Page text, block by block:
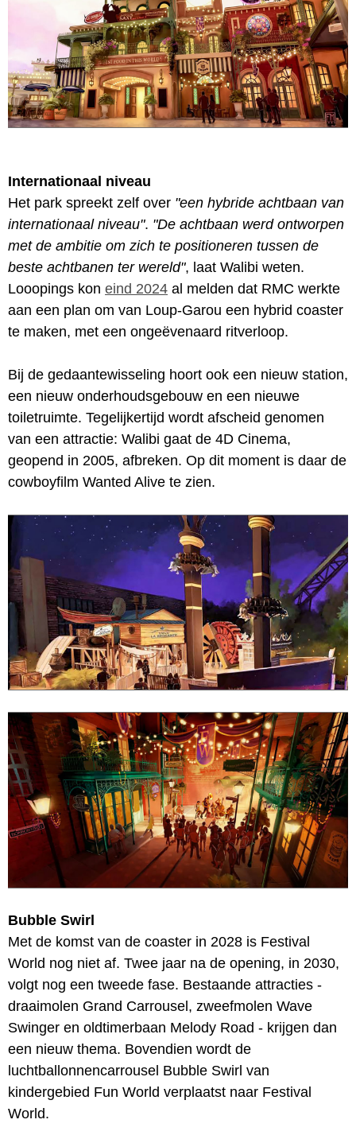
Internationaal niveau
Het park spreekt zelf over "een hybride achtbaan van
internationaal niveau". "De achtbaan werd ontworpen
met de ambitie om zich te positioneren tussen de
beste achtbanen ter wereld", laat Walibi weten.
Looopings kon eind 2024 al melden dat RMC werkte
aan een plan om van Loup-Garou een hybrid coaster
te maken, met een ongeëvenaard ritverloop.
Bij de gedaantewisseling hoort ook een nieuw station,
een nieuw onderhoudsgebouw en een nieuwe
toiletruimte. Tegelijkertijd wordt afscheid genomen
van een attractie: Walibi gaat de 4D Cinema,
geopend in 2005, afbreken. Op dit moment is daar de
cowboyfilm Wanted Alive te zien.
Bubble Swirl
Met de komst van de coaster in 2028 is Festival
World nog niet af. Twee jaar na de opening, in 2030,
volgt nog een tweede fase. Bestaande attracties -
draaimolen Grand Carrousel, zweefmolen Wave
Swinger en oldtimerbaan Melody Road - krijgen dan
een nieuw thema. Bovendien wordt de
luchtballonnencarrousel Bubble Swirl van
kindergebied Fun World verplaatst naar Festival
World.